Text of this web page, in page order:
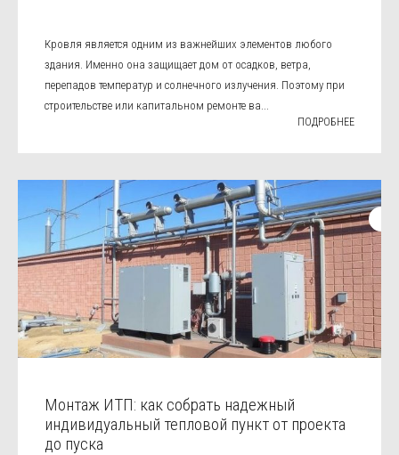
Кровля является одним из важнейших элементов любого
здания. Именно она защищает дом от осадков, ветра,
перепадов температур и солнечного излучения. Поэтому при
строительстве или капитальном ремонте ва...
ПОДРОБНЕЕ
Монтаж ИТП: как собрать надежный
индивидуальный тепловой пункт от проекта
до пуска